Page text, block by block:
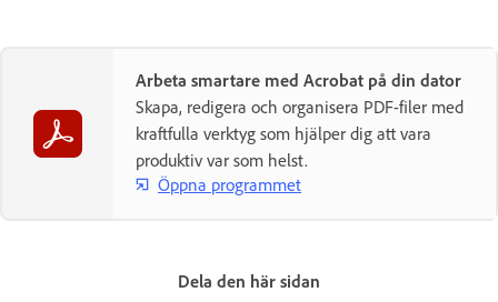
Arbeta smartare med Acrobat på din dator
Skapa, redigera och organisera PDF-filer med
kraftfulla verktyg som hjälper dig att vara
produktiv var som helst.
Öppna programmet
Dela den här sidan